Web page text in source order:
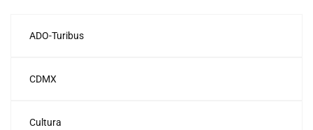
ADO-Turibus
CDMX
Cultura